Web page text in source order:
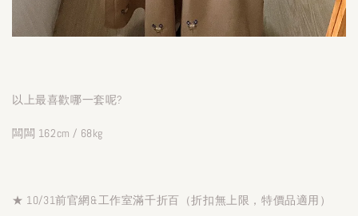
以上最喜歡哪一套呢?
闆闆 162cm / 68kg
★ 10/31前官網&工作室滿千折百（折扣無上限，特價品適用）